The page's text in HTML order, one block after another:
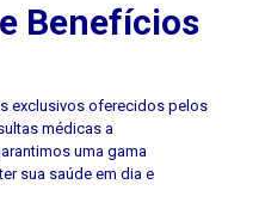
Benefícios
exclusivos oferecidos pelos
médicas a
uma gama
sua saúde em dia e